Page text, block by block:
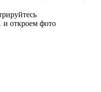
и откроем фото